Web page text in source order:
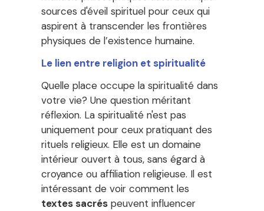
sources d'éveil spirituel pour ceux qui
aspirent à transcender les frontières
physiques de l’existence humaine.
Le lien entre religion et spiritualité
Quelle place occupe la spiritualité dans
votre vie? Une question méritant
réflexion. La spiritualité n'est pas
uniquement pour ceux pratiquant des
rituels religieux. Elle est un domaine
intérieur ouvert à tous, sans égard à
croyance ou affiliation religieuse. Il est
intéressant de voir comment les
textes sacrés peuvent influencer